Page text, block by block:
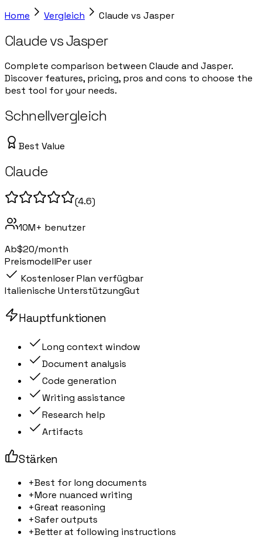
Home Vergleich Claude vs Jasper
ClaudevsJasper
Complete comparison between Claude and Jasper.
Discover features, pricing, pros and cons to choose the
best tool for your needs.
Schnellvergleich
Best Value
Claude
(4.6)
10M+ benutzer
Ab$20/month
PreismodellPer user
Kostenloser Plan verfügbar
Italienische UnterstützungGut
Hauptfunktionen
Long context window
Document analysis
Code generation
Writing assistance
Research help
Artifacts
Stärken
+Best for long documents
+More nuanced writing
+Great reasoning
+Safer outputs
+Better at following instructions